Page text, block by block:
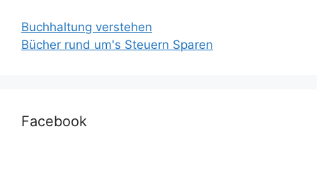
Buchhaltung verstehen
Bücher rund um's Steuern Sparen
Facebook